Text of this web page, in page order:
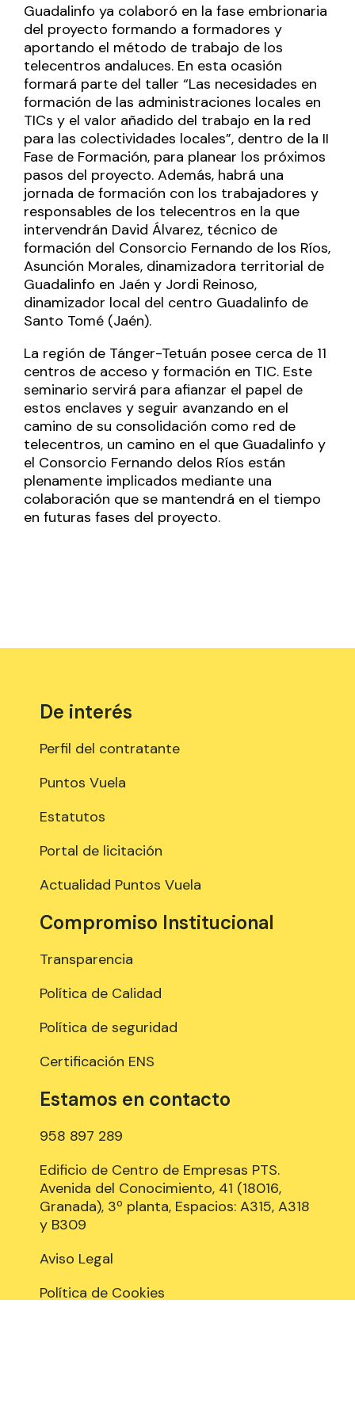
Guadalinfo ya colaboró en la fase embrionaria
del proyecto formando a formadores y
aportando el método de trabajo de los
telecentros andaluces. En esta ocasión
formará parte del taller “Las necesidades en
formación de las administraciones locales en
TICs y el valor añadido del trabajo en la red
para las colectividades locales”, dentro de la II
Fase de Formación, para planear los próximos
pasos del proyecto. Además, habrá una
jornada de formación con los trabajadores y
responsables de los telecentros en la que
intervendrán David Álvarez, técnico de
formación del Consorcio Fernando de los Ríos,
Asunción Morales, dinamizadora territorial de
Guadalinfo en Jaén y Jordi Reinoso,
dinamizador local del centro Guadalinfo de
Santo Tomé (Jaén).
La región de Tánger-Tetuán posee cerca de 11
centros de acceso y formación en TIC. Este
seminario servirá para afianzar el papel de
estos enclaves y seguir avanzando en el
camino de su consolidación como red de
telecentros, un camino en el que Guadalinfo y
el Consorcio Fernando delos Ríos están
plenamente implicados mediante una
colaboración que se mantendrá en el tiempo
en futuras fases del proyecto.
De interés
Perfil del contratante
Puntos Vuela
Estatutos
Portal de licitación
Actualidad Puntos Vuela
Compromiso Institucional
Transparencia
Política de Calidad
Política de seguridad
Certificación ENS
Estamos en contacto
958 897 289
Edificio de Centro de Empresas PTS.
Avenida del Conocimiento, 41 (18016,
Granada), 3º planta, Espacios: A315, A318
y B309
Aviso Legal
Política de Cookies